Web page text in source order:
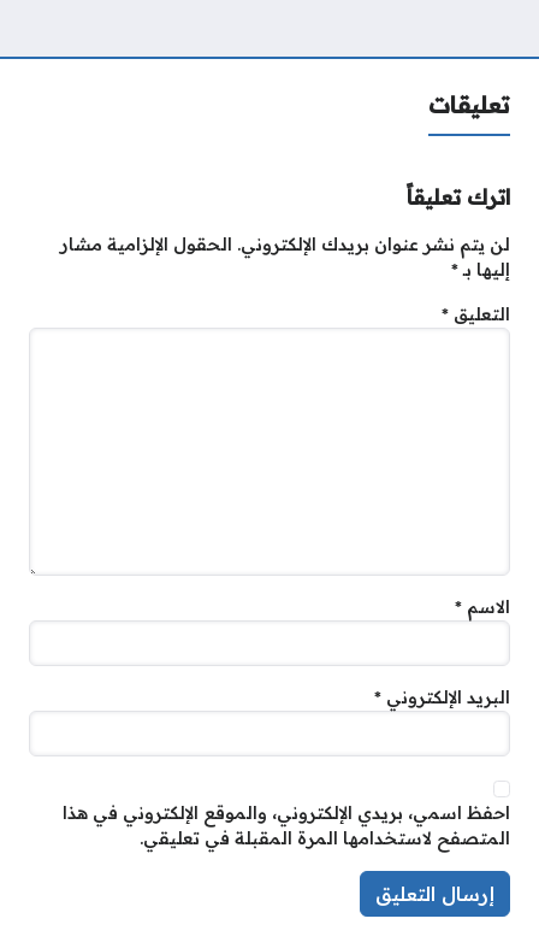
تعليقات
اترك تعليقاً
لن يتم نشر عنوان بريدك الإلكتروني.
الحقول الإلزامية مشار
إليها بـ*
التعليق *
الاسم *
البريد الإلكتروني *
احفظ اسمي، بريدي الإلكتروني، والموقع الإلكتروني في هذا
المتصفح لاستخدامها المرة المقبلة في تعليقي.